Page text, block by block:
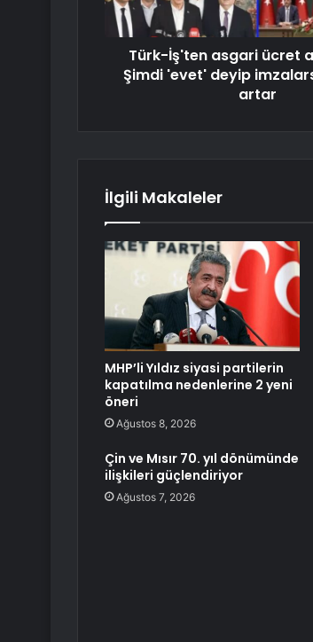
Türk-İş'ten asgari ücret
Şimdi 'evet' deyip
artar
İlgili Makaleler
MHP’li Yıldız siyasi partilerin
kapatılma nedenlerine 2 yeni
öneri
Ağustos 8, 2026
Çin ve Mısır 70. yıl dönümünde
ilişkileri güçlendiriyor
Ağustos 7, 2026